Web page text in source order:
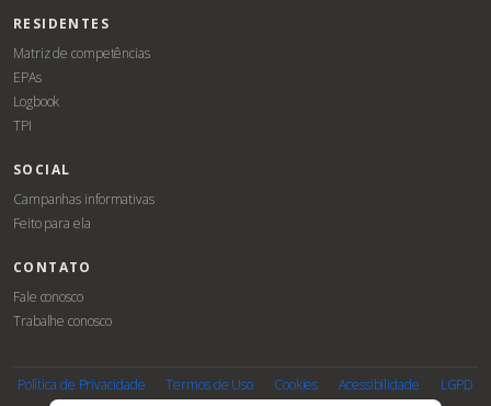
RESIDENTES
Matriz de competências
EPAs
Logbook
TPI
SOCIAL
Campanhas informativas
Feito para ela
CONTATO
Fale conosco
Trabalhe conosco
Política de Privacidade Termos de Uso Cookies Acessibilidade LGPD